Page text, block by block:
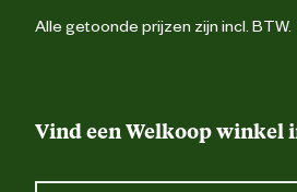
Alle getoonde prijzen zijn incl. BTW.
Vind een Welkoop winkel